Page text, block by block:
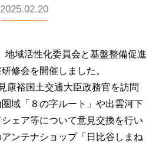
2025.02.20
地域活性化委員会と基盤整備促進
修会を開催しました。
康裕国土交通大臣政務官を訪問
域「８の字ルート」や出雲河下
ェア等について意見交換を行い
ンテナショップ「日比谷しまね